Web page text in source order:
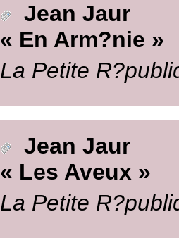
Jean Jaur
« En Arm?nie »
La Petite
Jean Jaur
« Les Aveux »
La Petite